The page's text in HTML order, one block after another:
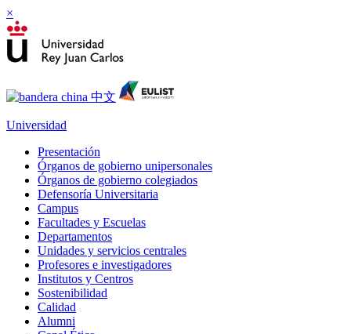
×
Universidad
Presentación
Órganos de gobierno unipersonales
Órganos de gobierno colegiados
Defensoría Universitaria
Campus
Facultades y Escuelas
Departamentos
Unidades y servicios centrales
Profesores e investigadores
Institutos y Centros
Sostenibilidad
Calidad
Alumni